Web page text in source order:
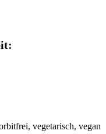
vegetarisch, vegan